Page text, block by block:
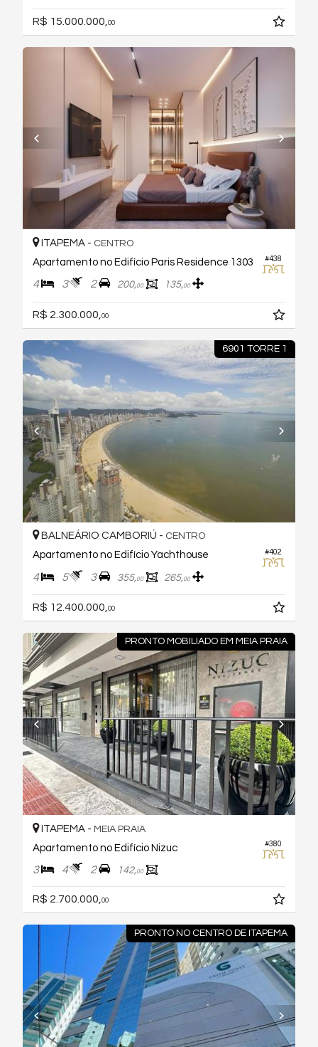
R$ 15.000.000, 00
#438
ITAPEMA - CENTRO
Apartamento no Edifício Paris Residence 1303
4 3 2 200,00 135,00
R$ 2.300.000, 00
6901 TORRE 1
#402
BALNEÁRIO CAMBORIÚ - CENTRO
Apartamento no Edifício Yachthouse
4 5 3 355,00 265,00
R$ 12.400.000,00
PRONTO MOBILIADO EM MEIA PRAIA
#380
ITAPEMA - MEIA PRAIA
Apartamento no Edifício Nizuc
3 4 2 142,00
R$ 2.700.000, 00
PRONTO NO CENTRO DE ITAPEMA